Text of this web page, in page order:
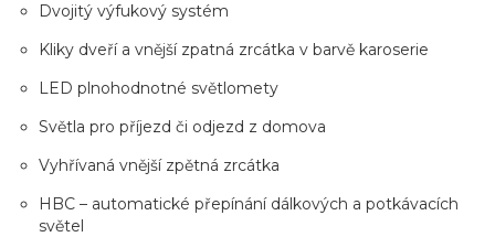
Dvojitý výfukový systém
Kliky dveří a vnější zpatná zrcátka v barvě karoserie
LED plnohodnotné světlomety
Světla pro příjezd či odjezd z domova
Vyhřívaná vnější zpětná zrcátka
HBC – automatické přepínání dálkových a potkávacích
světel